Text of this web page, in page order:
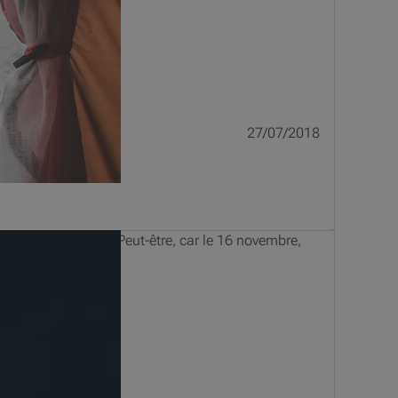
27/07/2018
chez nous ? Peut-être, car le 16 novembre,